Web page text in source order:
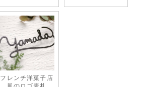
フレンチ洋菓子店